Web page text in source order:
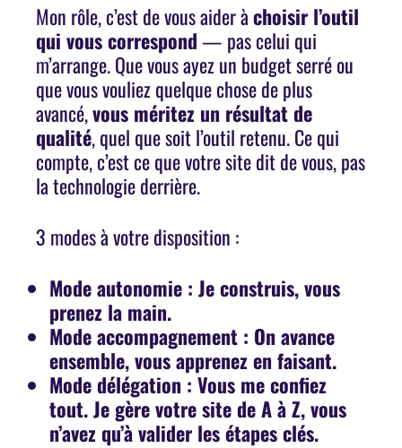
Mon rôle, c’est de vous aider àchoisir l’outil
qui vous correspond— pas celui qui
m’arrange. Que vous ayez un budget serré ou
que vous vouliez quelque chose de plus
avancé,vous méritez un résultat de
qualité, quel que soit l’outil retenu. Ce qui
compte, c’est ce que votre site dit de vous, pas
la technologie derrière.
3 modes à votre disposition :
Mode autonomie : Je construis, vous
prenez la main.
Mode accompagnement : On avance
ensemble, vous apprenez en faisant.
Mode délégation : Vous me confiez
tout. Je gère votre site de A à Z, vous
n’avez qu’à valider les étapes clés.